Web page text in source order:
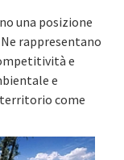
una posizione
rappresentano
e
e
come